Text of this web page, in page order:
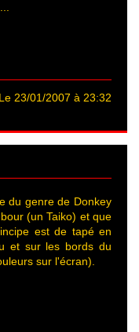
23/01/2007 à 23:32
du genre de Donkey
(un Taiko) et que
est de tapé en
et sur les bords du
sur l'écran).